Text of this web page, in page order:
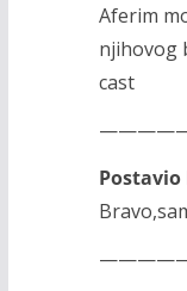
Aferim
njihovog
cast
Postavio